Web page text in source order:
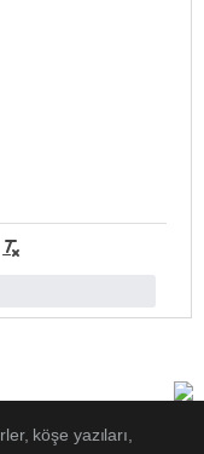
köşe yazıları,